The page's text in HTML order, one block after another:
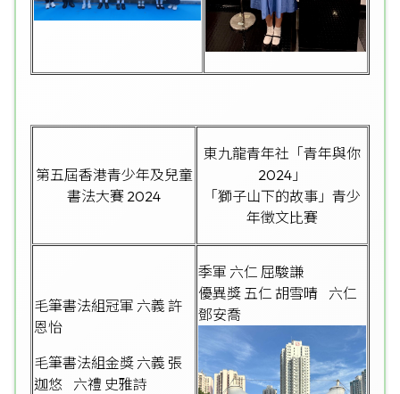
第五屆香港青少年及兒童
書法大賽 2024
東九龍青年社「青年與你
2024」
「獅子山下的故事」青少
年徵文比賽
毛筆書法組冠軍 六義 許
恩怡
毛筆書法組金獎 六義 張
迦悠 六禮 史雅詩
季軍 六仁 屈駿謙
優異獎 五仁 胡雪晴 六仁
鄧安喬